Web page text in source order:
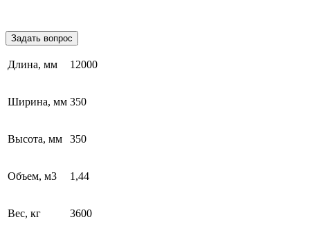
Задать вопрос
Длина, мм 12000
Ширина, мм 350
Высота, мм 350
Объем, м3 1,44
Вес, кг 3600